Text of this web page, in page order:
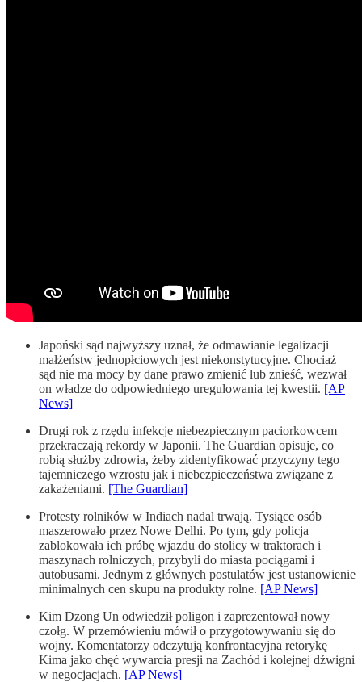
Japoński sąd najwyższy uznał, że odmawianie legalizacji
małżeństw jednopłciowych jest niekonstytucyjne. Chociaż
sąd nie ma mocy by dane prawo zmienić lub znieść, wezwał
on władze do odpowiedniego uregulowania tej kwestii. [AP
News]
Drugi rok z rzędu infekcje niebezpiecznym paciorkowcem
przekraczają rekordy w Japonii. The Guardian opisuje, co
robią służby zdrowia, żeby zidentyfikować przyczyny tego
tajemniczego wzrostu jak i niebezpieczeństwa związane z
zakażeniami. [The Guardian]
Protesty rolników w Indiach nadal trwają. Tysiące osób
maszerowało przez Nowe Delhi. Po tym, gdy policja
zablokowała ich próbę wjazdu do stolicy w traktorach i
maszynach rolniczych, przybyli do miasta pociągami i
autobusami. Jednym z głównych postulatów jest ustanowienie
minimalnych cen skupu na produkty rolne. [AP News]
Kim Dzong Un odwiedził poligon i zaprezentował nowy
czołg. W przemówieniu mówił o przygotowywaniu się do
wojny. Komentatorzy odczytują konfrontacyjna retorykę
Kima jako chęć wywarcia presji na Zachód i kolejnej dźwigni
w negocjacjach. [AP News]